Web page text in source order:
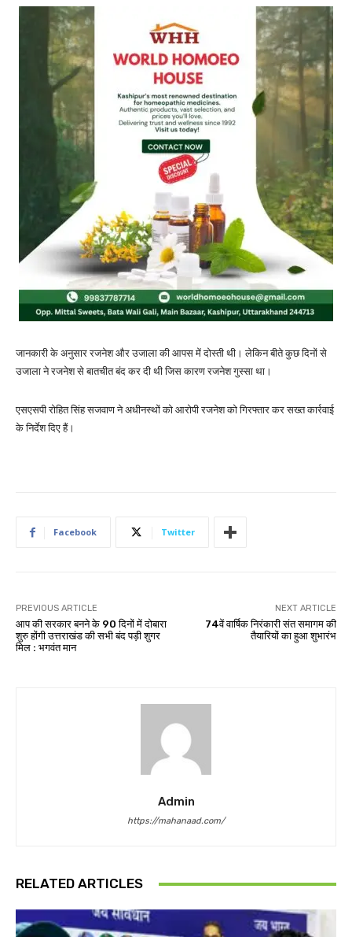
जानकारी के अनुसार रजनेश और उजाला की आपस में दोस्ती थी। लेकिन बीते कुछ दिनों से
उजाला ने रजनेश से बातचीत बंद कर दी थी जिस कारण रजनेश गुस्सा था।
एसएसपी रोहित सिंह सजवाण ने अधीनस्थों को आरोपी रजनेश को गिरफ्तार कर सख्त कार्रवाई
के निर्देश दिए हैं।
Facebook Twitter
PREVIOUS ARTICLE
आप की सरकार बनने के 90 दिनों में दोबारा
शुरु होंगी उत्तराखंड की सभी बंद पड़ी शुगर
मिल : भगवंत मान
NEXT ARTICLE
74वें वार्षिक निरंकारी संत समागम की
तैयारियों का हुआ शुभारंभ
Admin
https://mahanaad.com/
RELATED ARTICLES